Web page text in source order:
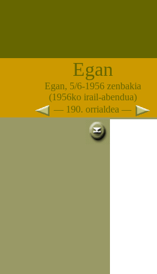
Egan
Egan, 5/6-1956 zenbakia
(1956ko irail-abendua)
— 190. orrialdea —